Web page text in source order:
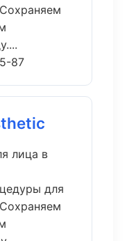
87
лица в
для